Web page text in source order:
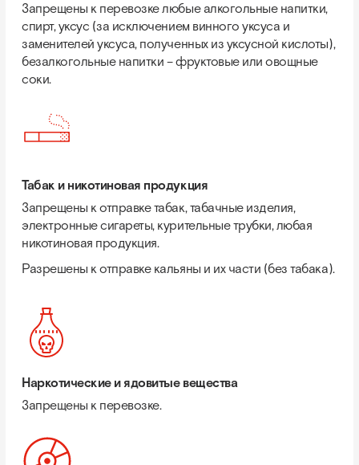
Запрещены к перевозке любые алкогольные напитки,
спирт, уксус (за исключением винного уксуса и
заменителей уксуса, полученных из уксусной кислоты),
безалкогольные напитки – фруктовые или овощные
соки.
Табак и никотиновая продукция
Запрещены к отправке табак, табачные изделия,
электронные сигареты, курительные трубки, любая
никотиновая продукция.
Разрешены к отправке кальяны и их части (без табака).
Наркотические и ядовитые вещества
Запрещены к перевозке.